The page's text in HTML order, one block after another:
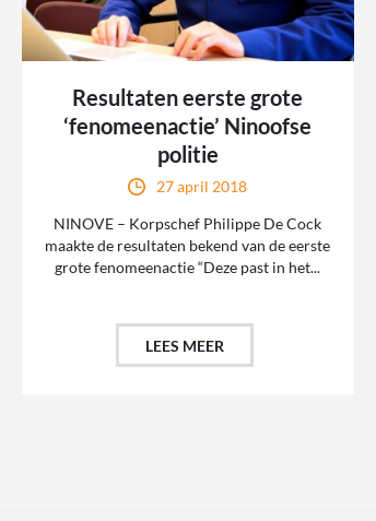
Resultaten eerste grote
‘fenomeenactie’ Ninoofse
politie
27 april 2018
NINOVE – Korpschef Philippe De Cock
maakte de resultaten bekend van de eerste
grote fenomeenactie “Deze past in het...
LEES MEER